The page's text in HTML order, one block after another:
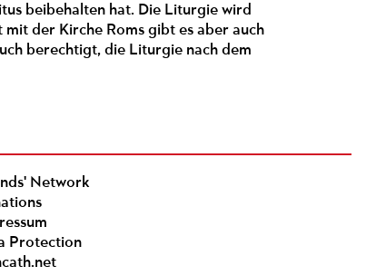
beibehalten hat. Die Liturgie wird
der Kirche Roms gibt es aber auch
berechtigt, die Liturgie nach dem
Network
Protection